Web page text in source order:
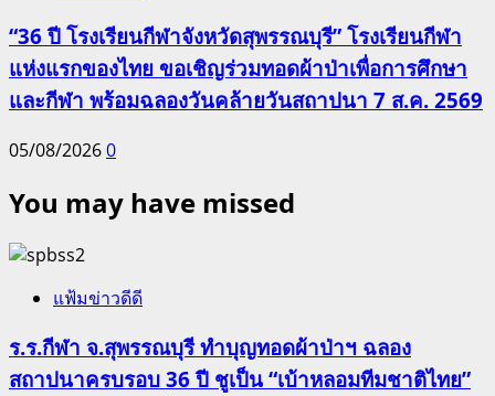
“36 ปี โรงเรียนกีฬาจังหวัดสุพรรณบุรี” โรงเรียนกีฬา
แห่งแรกของไทย ขอเชิญร่วมทอดผ้าป่าเพื่อการศึกษา
และกีฬา พร้อมฉลองวันคล้ายวันสถาปนา 7 ส.ค. 2569
05/08/20260
You may have missed
แฟ้มข่าวดีดี
ร.ร.กีฬา จ.สุพรรณบุรี ทำบุญทอดผ้าป่าฯ ฉลอง
สถาปนาครบรอบ 36 ปี ชูเป็น “เบ้าหลอมทีมชาติไทย”